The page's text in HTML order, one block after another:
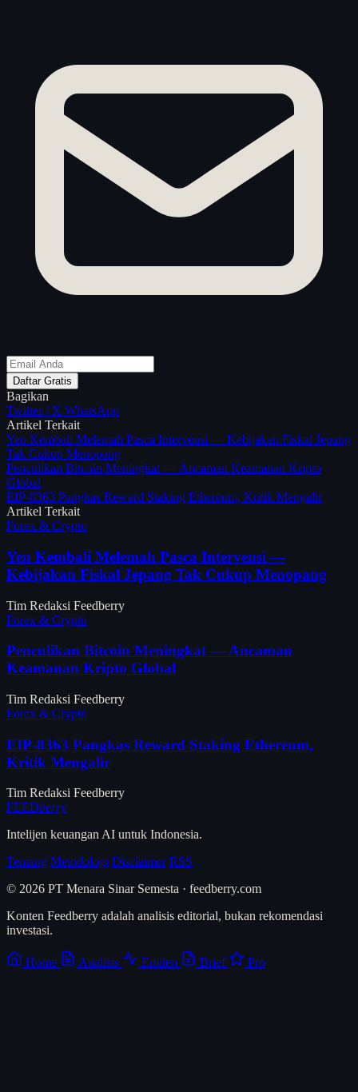
Daftar Gratis
Bagikan
Twitter / X WhatsApp
Artikel Terkait
Yen Kembali Melemah Pasca Intervensi — Kebijakan Fiskal Jepang
Tak Cukup Menopang
Penculikan Bitcoin Meningkat — Ancaman Keamanan Kripto
Global
EIP-8363 Pangkas Reward Staking Ethereum, Kritik Mengalir
Artikel Terkait
Forex & Crypto
Yen Kembali Melemah Pasca Intervensi —
Kebijakan Fiskal Jepang Tak Cukup Menopang
Tim Redaksi Feedberry
Forex & Crypto
Penculikan Bitcoin Meningkat — Ancaman
Keamanan Kripto Global
Tim Redaksi Feedberry
Forex & Crypto
EIP-8363 Pangkas Reward Staking Ethereum,
Kritik Mengalir
Tim Redaksi Feedberry
FEEDberry
Intelijen keuangan AI untuk Indonesia.
Tentang Metodologi Disclaimer RSS
© 2026 PT Menara Sinar Semesta · feedberry.com
Konten Feedberry adalah analisis editorial, bukan rekomendasi
investasi.
Home Analisis Emiten Brief Pro